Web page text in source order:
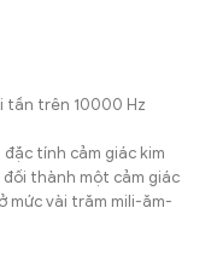
tần trên 10000 Hz
đặc tính cảm giác kim
thành một cảm giác
mức vài trăm mili-ăm-